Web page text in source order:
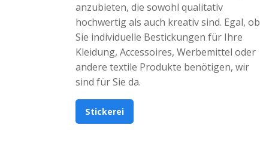
anzubieten, die sowohl qualitativ
hochwertig als auch kreativ sind. Egal, ob
Sie individuelle Bestickungen für Ihre
Kleidung, Accessoires, Werbemittel oder
andere textile Produkte benötigen, wir
sind für Sie da.
Stickerei